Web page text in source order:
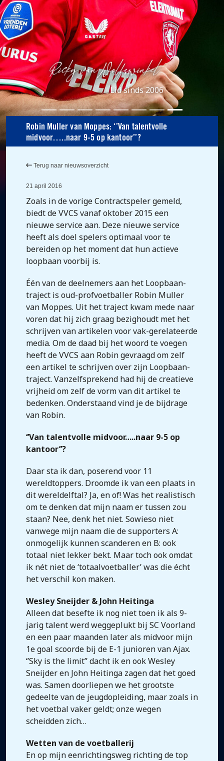
Lid sinds 2006
Robin Muller van Moppes: ‘’Van talentvolle
midvoor…..naar 9-5 op kantoor’’?
Terug naar nieuwsoverzicht
21 april 2016
Zoals in de vorige Contractspeler gemeld,
biedt de VVCS vanaf oktober 2015 een
nieuwe service aan. Deze nieuwe service
heeft als doel spelers optimaal voor te
bereiden op het moment dat hun actieve
loopbaan voorbij is.
Één van de deelnemers aan het Loopbaan-
traject is oud-profvoetballer Robin Muller
van Moppes. Uit het traject kwam mede naar
voren dat hij zich graag bezighoudt met het
schrijven van artikelen voor vak-gerelateerde
media. Om de daad bij het woord te voegen
heeft de VVCS aan Robin gevraagd om zelf
een artikel te schrijven over zijn Loopbaan-
traject. Vanzelfsprekend had hij de creatieve
vrijheid om zelf de vorm van dit artikel te
bedenken. Onderstaand vind je de bijdrage
van Robin.
‘’Van talentvolle midvoor…..naar 9-5 op
kantoor’’?
Daar sta ik dan, poserend voor 11
wereldtoppers. Droomde ik van een plaats in
dit wereldelftal? Ja, en of! Was het realistisch
om te denken dat mijn naam er tussen zou
staan? Nee, denk het niet. Sowieso niet
vanwege mijn naam die de supporters A:
onmogelijk kunnen scanderen en B: ook
totaal niet lekker bekt. Maar toch ook omdat
ik nét niet de ‘totaalvoetballer’ was die écht
het verschil kon maken.
Wesley Sneijder & John Heitinga
Alleen dat besefte ik nog niet toen ik als 9-
jarig talent werd weggeplukt bij SC Voorland
en een paar maanden later als midvoor mijn
1e goal scoorde bij de E-1 junioren van Ajax.
‘’Sky is the limit’’ dacht ik en ook Wesley
Sneijder en John Heitinga zagen dat het goed
was. Samen doorliepen we het grootste
gedeelte van de jeugdopleiding, maar zoals in
het voetbal vaker geldt; onze wegen
scheidden zich…
Wetten van de voetballerij
En op mijn eenrichtingsweg richting de top